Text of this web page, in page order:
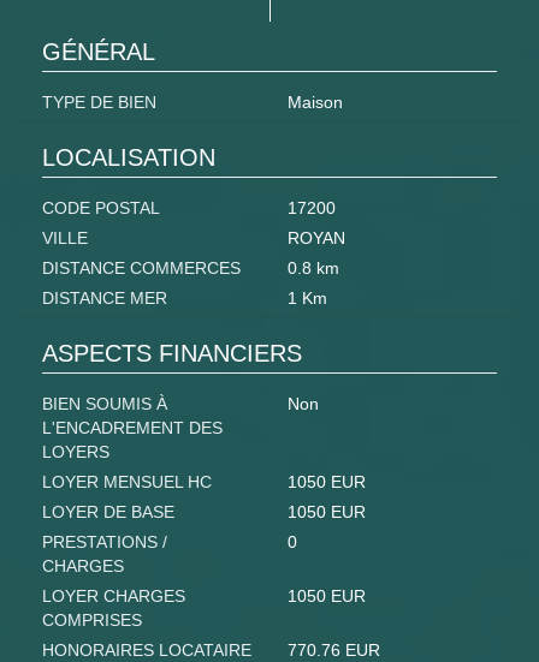
GÉNÉRAL
TYPE DE BIEN Maison
LOCALISATION
CODE POSTAL
17200
VILLE
ROYAN
DISTANCE COMMERCES
0.8 km
DISTANCE MER
1 Km
ASPECTS FINANCIERS
BIEN SOUMIS À
L'ENCADREMENT DES
LOYERS
Non
LOYER MENSUEL HC
1050 EUR
LOYER DE BASE
1050 EUR
PRESTATIONS /
CHARGES
0
LOYER CHARGES
COMPRISES
1050 EUR
HONORAIRES LOCATAIRE
770.76 EUR